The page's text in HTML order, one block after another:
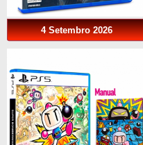
4 Setembro 2026